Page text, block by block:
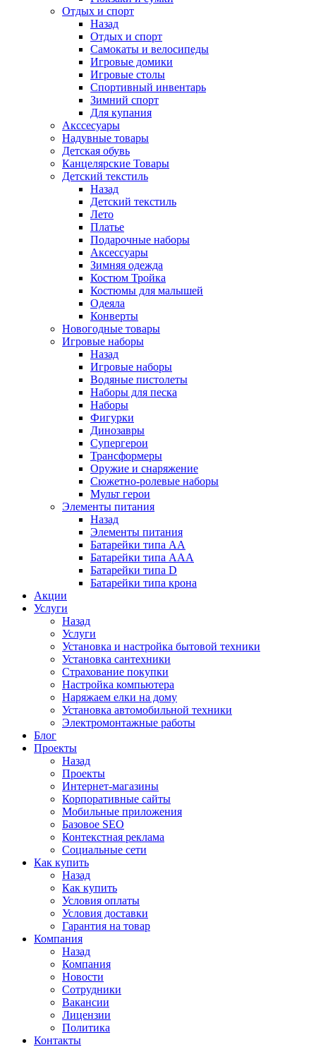
Отдых и спорт
Назад
Отдых и спорт
Самокаты и велосипеды
Игровые домики
Игровые столы
Спортивный инвентарь
Зимний спорт
Для купания
Акссесуары
Надувные товары
Детская обувь
Канцелярские Товары
Детский текстиль
Назад
Детский текстиль
Лето
Платье
Подарочные наборы
Аксессуары
Зимняя одежда
Костюм Тройка
Костюмы для малышей
Одеяла
Конверты
Новогодные товары
Игровые наборы
Назад
Игровые наборы
Водяные пистолеты
Наборы для песка
Наборы
Фигурки
Динозавры
Супергерои
Трансформеры
Оружие и снаряжение
Сюжетно-ролевые наборы
Мульт герои
Элементы питания
Назад
Элементы питания
Батарейки типа АА
Батарейки типа ААА
Батарейки типа D
Батарейки типа крона
Акции
Услуги
Назад
Услуги
Установка и настройка бытовой техники
Установка сантехники
Страхование покупки
Настройка компьютера
Наряжаем елки на дому
Установка автомобильной техники
Электромонтажные работы
Блог
Проекты
Назад
Проекты
Интернет-магазины
Корпоративные сайты
Мобильные приложения
Базовое SEO
Контекстная реклама
Социальные сети
Как купить
Назад
Как купить
Условия оплаты
Условия доставки
Гарантия на товар
Компания
Назад
Компания
Новости
Сотрудники
Вакансии
Лицензии
Политика
Контакты